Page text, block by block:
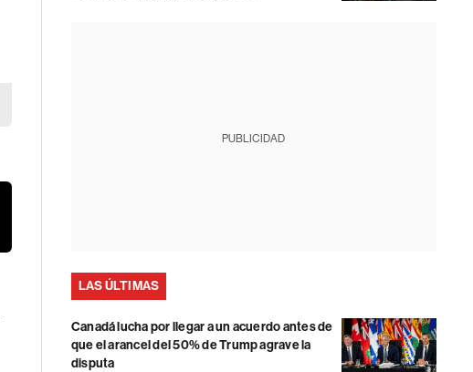
PUBLICIDAD
LAS ÚLTIMAS
Canadá lucha por llegar a un acuerdo antes de
que el arancel del 50% de Trump agrave la
disputa